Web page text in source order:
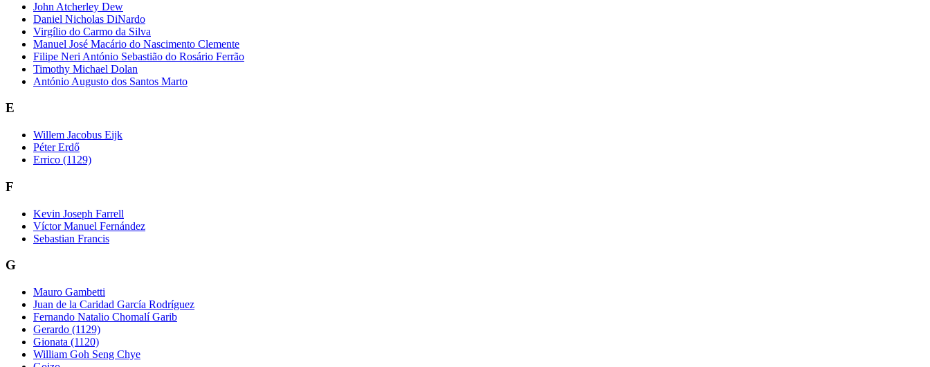
John Atcherley Dew
Daniel Nicholas DiNardo
Virgílio do Carmo da Silva
Manuel José Macário do Nascimento Clemente
Filipe Neri António Sebastião do Rosário Ferrão
Timothy Michael Dolan
António Augusto dos Santos Marto
E
Willem Jacobus Eijk
Péter Erdő
Errico (1129)
F
Kevin Joseph Farrell
Víctor Manuel Fernández
Sebastian Francis
G
Mauro Gambetti
Juan de la Caridad García Rodríguez
Fernando Natalio Chomalí Garib
Gerardo (1129)
Gionata (1120)
William Goh Seng Chye